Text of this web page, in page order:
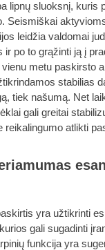
lipnų sluoksnį, kuris
Seismiškai
leidžia valdomai
po to grąžinti ją į
metu paskirsto
stabilias
tiek našumą. Net
gali greitai
reikalingumo atlikti
yra užtikrinti
gali sugadinti
funkcija yra